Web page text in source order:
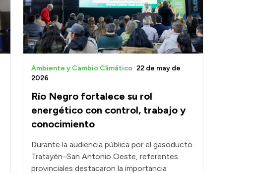
Río Negro fortalece su rol
energético con control, trabajo y
conocimiento
Ambiente y Cambio Climático 22 de may de
2026
Durante la audiencia pública por el gasoducto
Tratayén–San Antonio Oeste, referentes
provinciales destacaron la importancia